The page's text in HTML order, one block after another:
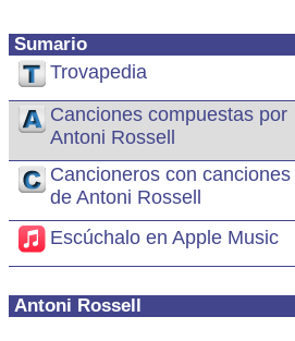
Sumario
Trovapedia
Canciones compuestas por
Antoni Rossell
Cancioneros con canciones
de Antoni Rossell
Escúchalo en Apple Music
Antoni Rossell